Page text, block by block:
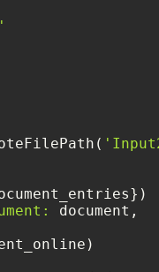
document,